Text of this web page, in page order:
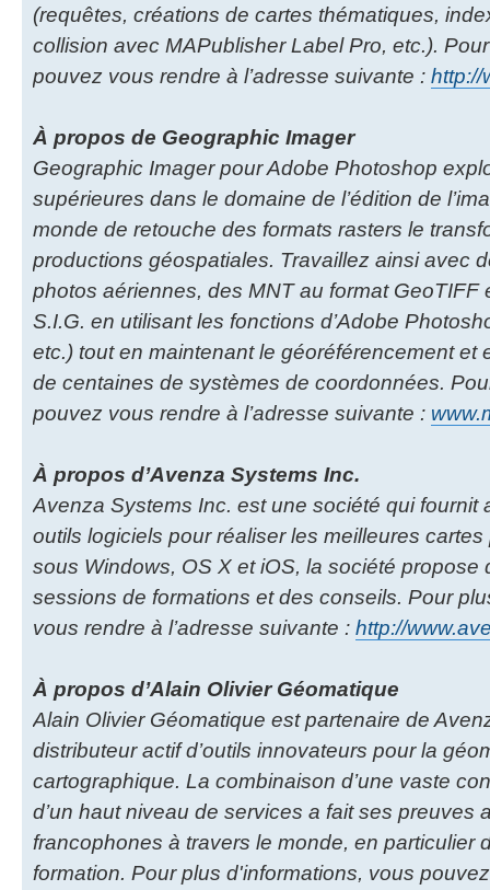
(requêtes, créations de cartes thématiques,
collision avec MAPublisher Label Pro, etc.).
pouvez vous rendre à l’adresse suivante : http://
À propos de Geographic Imager
Geographic Imager pour Adobe Photoshop
supérieures dans le domaine de l’édition de
monde de retouche des formats rasters le
productions géospatiales. Travaillez ainsi avec
photos aériennes, des MNT au format
S.I.G. en utilisant les fonctions d’Adobe
etc.) tout en maintenant le géoréférencement et
de centaines de systèmes de coordonnées.
pouvez vous rendre à l’adresse suivante :
À propos d’Avenza Systems Inc.
Avenza Systems Inc. est une société qui
outils logiciels pour réaliser les meilleures
sous Windows, OS X et iOS, la société
sessions de formations et des conseils. Pour
vous rendre à l’adresse suivante : http://
À propos d’Alain Olivier Géomatique
Alain Olivier Géomatique est partenaire de
distributeur actif d’outils innovateurs pour la
cartographique. La combinaison d’une vaste
d’un haut niveau de services a fait ses preuves
francophones à travers le monde, en particulier
formation. Pour plus d'informations, vous